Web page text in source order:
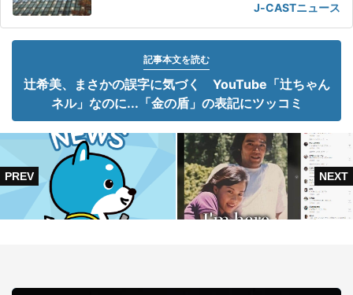
J-CASTニュース
記事本文を読む
辻希美、まさかの誤字に気づく YouTube「辻ちゃん
ネル」なのに...「金の盾」の表記にツッコミ